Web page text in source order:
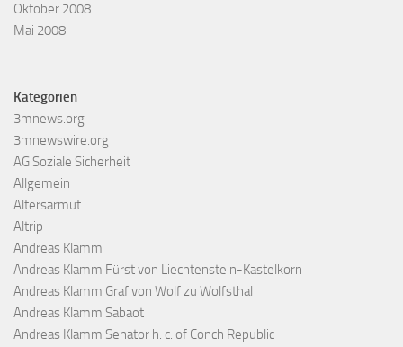
Oktober 2008
Mai 2008
Kategorien
3mnews.org
3mnewswire.org
AG Soziale Sicherheit
Allgemein
Altersarmut
Altrip
Andreas Klamm
Andreas Klamm Fürst von Liechtenstein-Kastelkorn
Andreas Klamm Graf von Wolf zu Wolfsthal
Andreas Klamm Sabaot
Andreas Klamm Senator h. c. of Conch Republic